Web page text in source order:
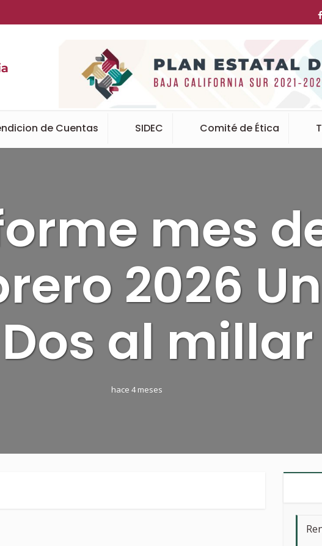
de Cuentas SIDEC Comité de Ética
mes
2026
al millar
hace 4 meses